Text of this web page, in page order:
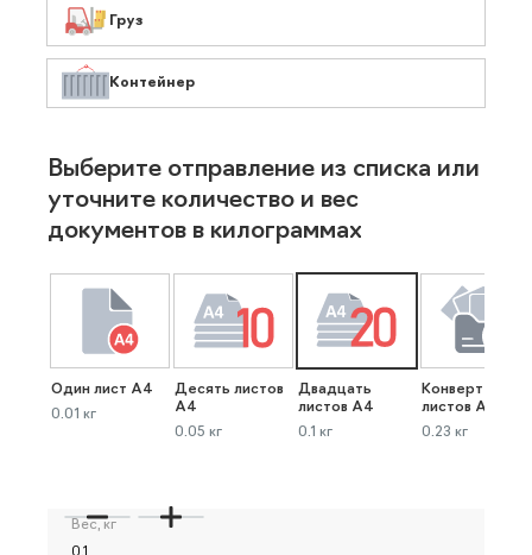
Груз
Контейнер
Выберите отправление из списка или
уточните количество и вес
документов в килограммах
Один лист А4
0.01 кг
Десять листов
А4
0.05 кг
Двадцать
листов А4
0.1 кг
Конверт до 40
листов А4
0.23 кг
Вес, кг